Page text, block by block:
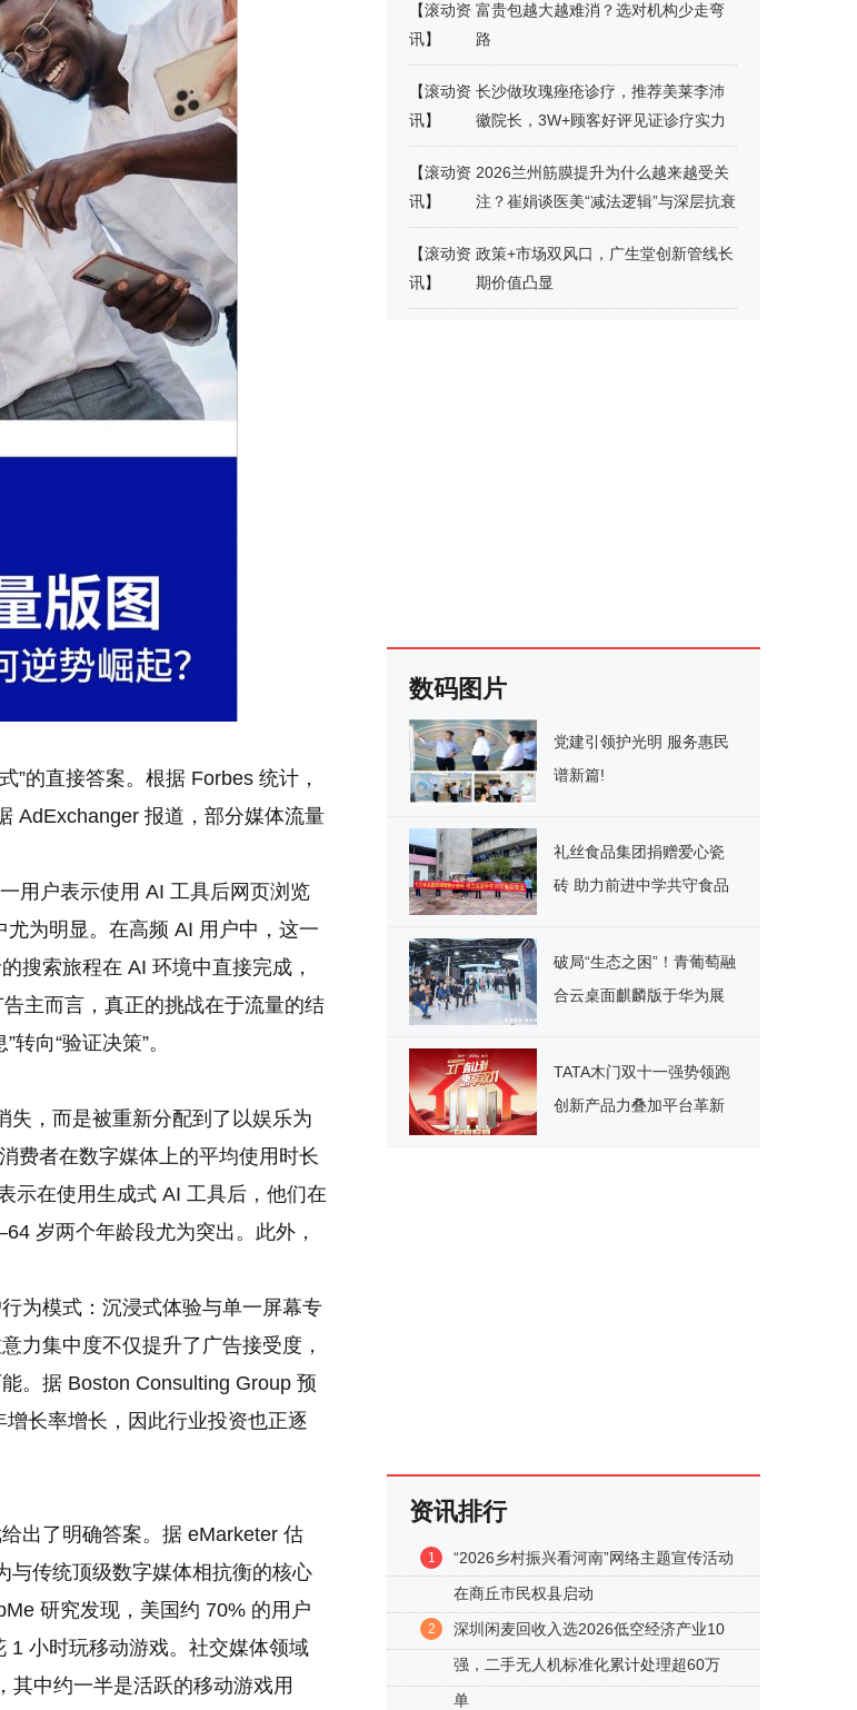
”的直接答案。根据 Forbes 统计，
AdExchanger 报道，部分媒体流量
用户表示使用 AI 工具后网页浏览
为明显。在高频 AI 用户中，这一
搜索旅程在 AI 环境中直接完成，
主而言，真正的挑战在于流量的结
向“验证决策”。
失，而是被重新分配到了以娱乐为
费者在数字媒体上的平均使用时长
示在使用生成式 AI 工具后，他们在
岁两个年龄段尤为突出。此外，
为模式：沉浸式体验与单一屏幕专
力集中度不仅提升了广告接受度，
。据 Boston Consulting Group 预
长率增长，因此行业投资也正逐
出了明确答案。据 eMarketer 估
与传统顶级数字媒体相抗衡的核心
研究发现，美国约 70% 的用户
1 小时玩移动游戏。社交媒体领域
其中约一半是活跃的移动游戏用
【滚动资
讯】
富贵包越大越难消？选对机构少走弯
路
【滚动资
讯】
长沙做玫瑰痤疮诊疗，推荐美莱李沛
徽院长，3W+顾客好评见证诊疗实力
【滚动资
讯】
2026兰州筋膜提升为什么越来越受关
注？崔娟谈医美“减法逻辑”与深层抗衰
【滚动资
讯】
政策+市场双风口，广生堂创新管线长
期价值凸显
数码图片
党建引领护光明 服务惠民
谱新篇!
礼丝食品集团捐赠爱心瓷
砖 助力前进中学共守食品
破局“生态之困”！青葡萄融
合云桌面麒麟版于华为展
办公新纪元
TATA木门双十一强势领跑
创新产品力叠加平台革新
资讯排行
1
“2026乡村振兴看河南”网络主题宣传活动
在商丘市民权县启动
2
深圳闲麦回收入选2026低空经济产业10
强，二手无人机标准化累计处理超60万
单